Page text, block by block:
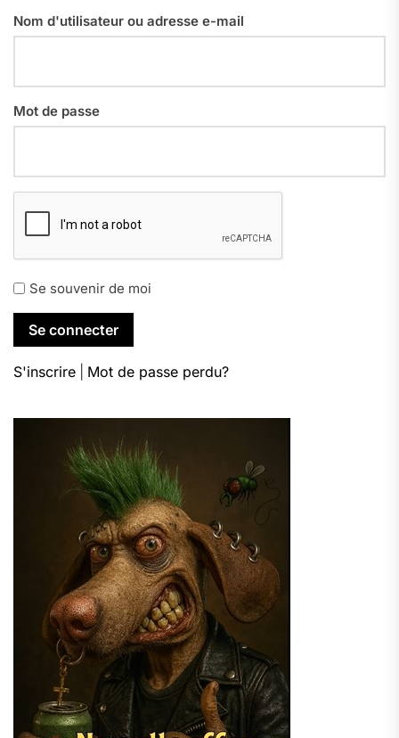
Nom d'utilisateur ou adresse e-mail
Mot de passe
Se souvenir de moi
S'inscrire Mot de passe perdu?